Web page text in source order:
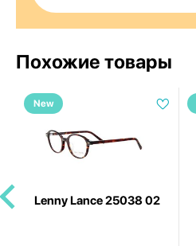
Похожие товары
New
Lenny Lance 25038 02